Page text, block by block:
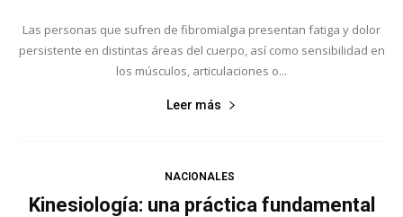
Las personas que sufren de fibromialgia presentan fatiga y dolor
persistente en distintas áreas del cuerpo, así como sensibilidad en
los músculos, articulaciones o...
Leer más
NACIONALES
Kinesiología: una práctica fundamental